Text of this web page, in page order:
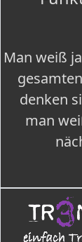
Man weiß
denken
man